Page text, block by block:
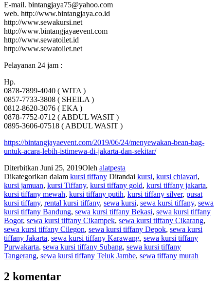
E-mail. bintangjaya75@yahoo.com
web. http://www.bintangjaya.co.id
http://www.sewakursi.net
http://www.bintangjayaevent.com
http://www.sewatoilet.id
http://www.sewatoilet.net
Pelayanan 24 jam :
Hp.
0878-7899-4040 ( WITA )
0857-7733-3808 ( SHEILA )
0812-8620-3076 ( EKA )
0878-7752-0712 ( ABDUL WASIT )
0895-3606-07518 ( ABDUL WASIT )
https://bintangjayaevent.com/2019/06/24/menyewakan-bean-bag-
untuk-acara-lebih-istimewa-di-jakarta-dan-sekitar/
Diterbitkan Juni 25, 2019Oleh alatpesta
Dikategorikan dalam kursi tiffany Ditandai kursi, kursi chiavari,
kursi jamuan, kursi Tiffany, kursi tiffany gold, kursi tiffany jakarta,
kursi tiffany mewah, kursi tiffany putih, kursi tiffany silver, pusat
kursi tiffany, rental kursi tiffany, sewa kursi, sewa kursi tiffany, sewa
kursi tiffany Bandung, sewa kursi tiffany Bekasi, sewa kursi tiffany
Bogor, sewa kursi tiffany Cikampek, sewa kursi tiffany Cikarang,
sewa kursi tiffany Cilegon, sewa kursi tiffany Depok, sewa kursi
tiffany Jakarta, sewa kursi tiffany Karawang, sewa kursi tiffany
Purwakarta, sewa kursi tiffany Subang, sewa kursi tiffany
Tangerang, sewa kursi tiffany Teluk Jambe, sewa tiffany murah
2 komentar